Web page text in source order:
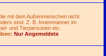
mit dem Außenmenschen nicht
sind. Z. B. Innenmänner im
und Tierpersonen etc.
Nur Angemeldete